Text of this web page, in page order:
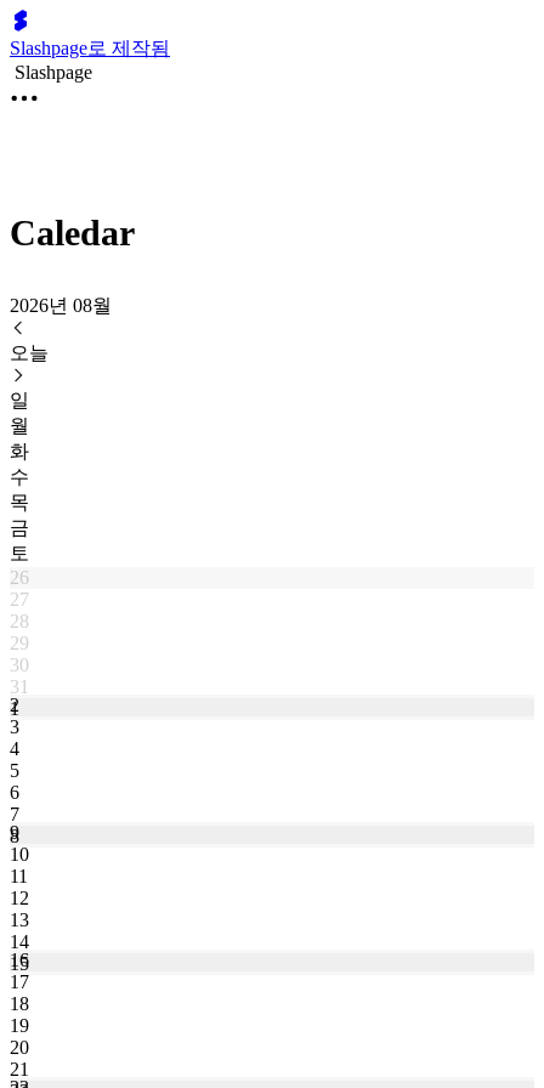
Slashpage로 제작됨
Slashpage
Caledar
2026년 08월
오늘
일
월
화
수
목
금
토
26
27
28
29
30
31
1
2
3
4
5
6
7
8
9
10
11
12
13
14
15
16
17
18
19
20
21